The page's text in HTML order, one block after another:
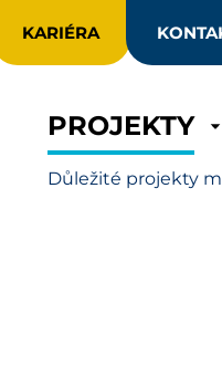
KARIÉRA
PROJEKTY
Důležité projekty